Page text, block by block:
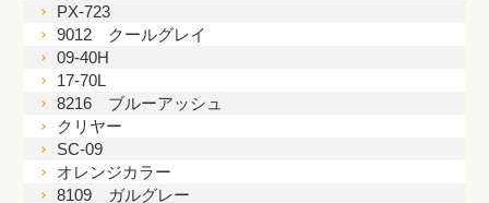
PX-723
9012 クールグレイ
09-40H
17-70L
8216 ブルーアッシュ
クリヤー
SC-09
オレンジカラー
8109 ガルグレー